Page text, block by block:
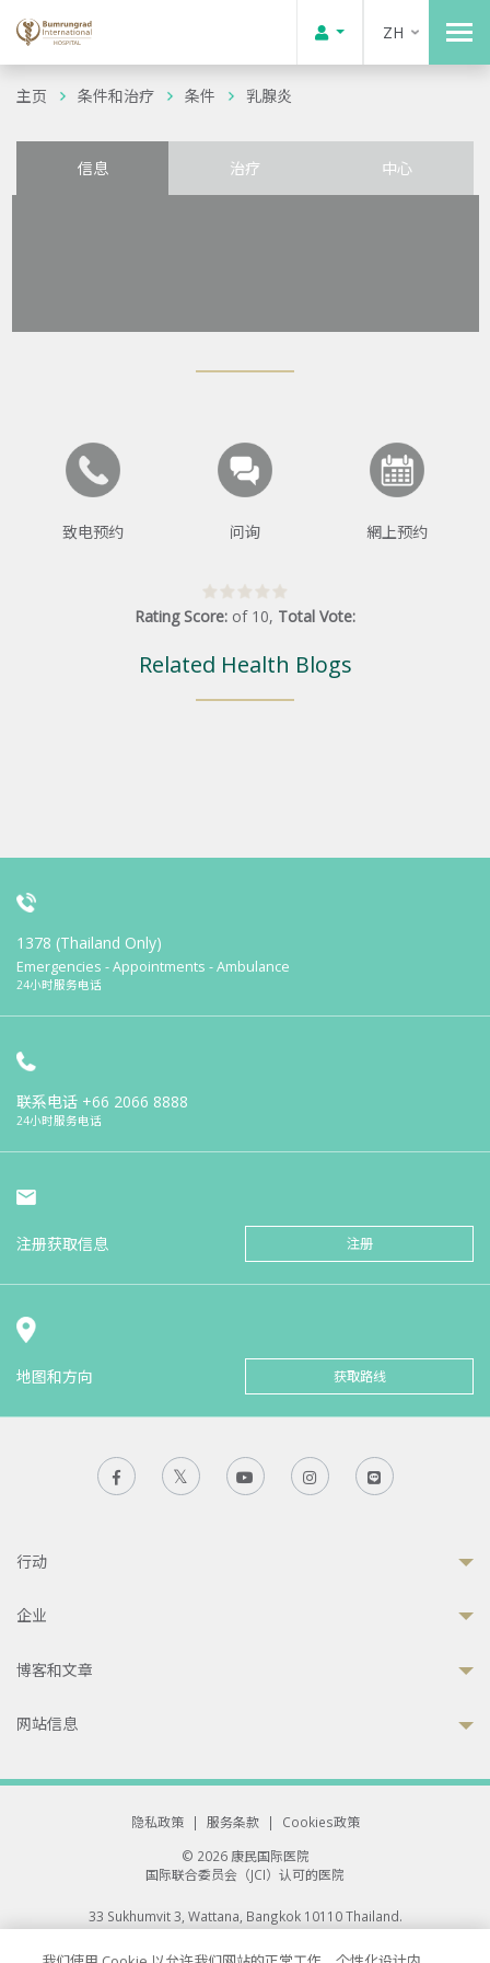
ZH
主页 条件和治疗 条件 乳腺炎
信息 治疗 中心
致电预约 问询 網上预约
Rating Score: of 10, Total Vote:
Related Health Blogs
1378 (Thailand Only)
Emergencies - Appointments - Ambulance
24小时服务电话
联系电话 +66 2066 8888
24小时服务电话
注册获取信息 注册
地图和方向 获取路线
行动
企业
博客和文章
网站信息
隐私政策 | 服务条款 |
Cookies政策
© 2026 康民国际医院
国际联合委员会（JCI）认可的医院
33 Sukhumvit 3, Wattana, Bangkok 10110 Thailand.
All rights reserved.